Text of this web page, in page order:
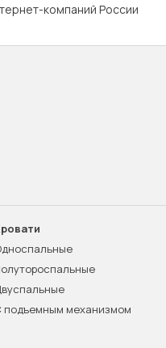
компаний России
подъемным механизмом